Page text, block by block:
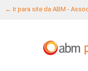
← Ir para site da ABM -